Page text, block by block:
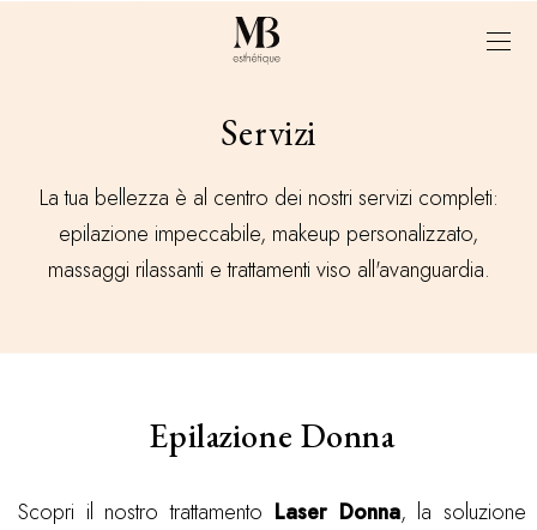
Servizi
La tua bellezza è al centro dei nostri servizi completi:
epilazione impeccabile, makeup personalizzato,
massaggi rilassanti e trattamenti viso all'avanguardia.
Epilazione Donna
Scopri il nostro trattamento Laser Donna, la soluzione